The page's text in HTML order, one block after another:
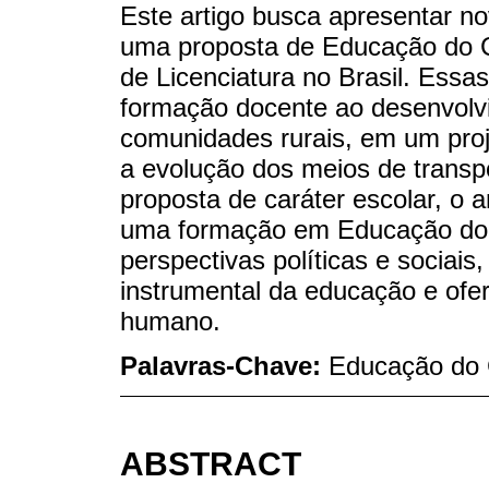
Este artigo busca apresentar
uma proposta de Educação do
de Licenciatura no Brasil.
formação docente ao
comunidades rurais, em um
a evolução dos meios de
proposta de caráter escolar, o
uma formação em Educação
perspectivas políticas e
instrumental da educação e
humano.
Palavras-Chave: Educação
ABSTRACT